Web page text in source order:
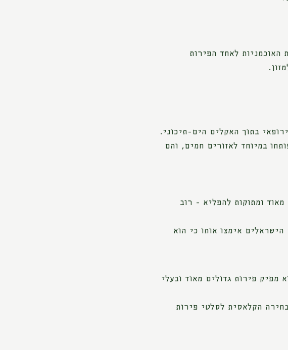
האוכמניות לאחד הפירות
בתוך האקלים הים-תיכוני.
במיוחד לאזורים חמים, והם
ומתוקות להפליא - רוב
אימצו אותו כי הוא
מפיק פירות גדולים מאוד ובעלי
הקלאסית לסלטי פירות